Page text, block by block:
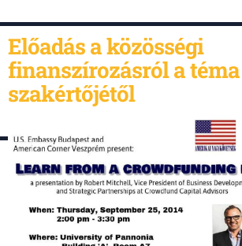
Előadás a közösségi
finanszírozásról a téma
szakértőjétől